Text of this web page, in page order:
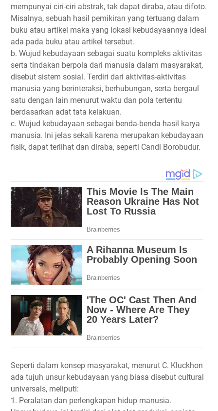
mempunyai ciri-ciri abstrak, tak dapat diraba, atau difoto.
Misalnya, sebuah hasil pemikiran yang tertuang dalam
buku atau artikel maka yang lokasi kebudayaannya ideal
ada pada buku atau artikel tersebut.
b. Wujud kebudayaan sebagai suatu kompleks aktivitas
serta tindakan berpola dari manusia dalam masyarakat,
disebut sistem sosial. Terdiri dari aktivitas-aktivitas
manusia yang berinteraksi, berhubungan, serta bergaul
satu dengan lain menurut waktu dan pola tertentu
berdasarkan adat tata kelakuan.
c. Wujud kebudayaan sebagai benda-benda hasil karya
manusia. Ini jelas sekali karena merupakan kebudayaan
fisik, dapat terlihat dan diraba, seperti Candi Borobudur.
Seperti dalam konsep masyarakat, menurut C. Kluckhon
ada tujuh unsur kebudayaan yang biasa disebut cultural
universals, meliputi:
1. Peralatan dan perlengkapan hidup manusia.